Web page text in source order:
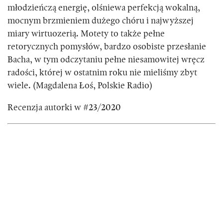
młodzieńczą energię, olśniewa perfekcją wokalną,
mocnym brzmieniem dużego chóru i najwyższej
miary wirtuozerią. Motety to także pełne
retorycznych pomysłów, bardzo osobiste przesłanie
Bacha, w tym odczytaniu pełne niesamowitej wręcz
radości, której w ostatnim roku nie mieliśmy zbyt
wiele. (Magdalena Łoś, Polskie Radio)
Recenzja autorki w #23/2020